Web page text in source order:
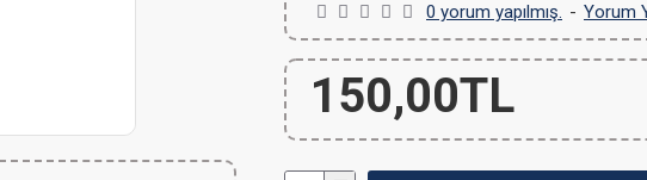
0 yorum yapılmış. - Yorum
150,00TL